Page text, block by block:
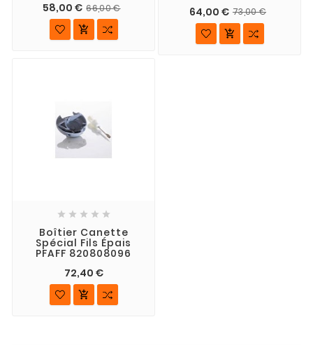
58,00 € 66,00 €

64,00 € 73,00 €

    
Boîtier Canette
Spécial Fils Épais
PFAFF 820808096
72,40 €
